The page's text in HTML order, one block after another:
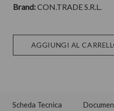
Brand:CON.TRADE S.R.L.
attuale:AGGIUNGI AL
Scheda Tecnica